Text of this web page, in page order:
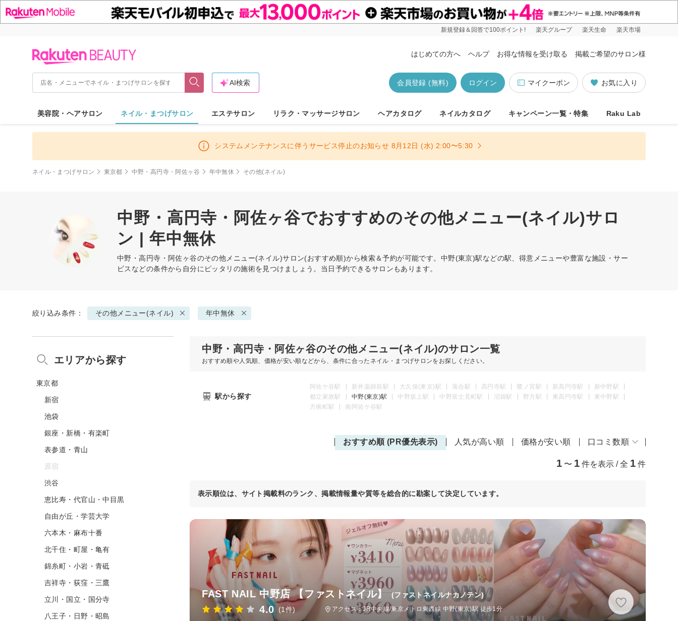
新規登録＆回答で100ポイント! 楽天グループ 楽天生命 楽天市場
はじめての方へ ヘルプ お得な情報を受け取る 掲載ご希望のサロン様
お気に入り
マイクーポン
ログイン
会員登録 (無料)
AI検索
美容院・ヘアサロン ネイル・まつげサロン エステサロン リラク・マッサージサロン ヘアカタログ ネイルカタログ キャンペーン一覧・特集 Raku Lab
システムメンテナンスに伴うサービス停止のお知らせ 8月12日 (水) 2:00〜5:30
ネイル・まつげサロン 東京都 中野・高円寺・阿佐ヶ谷 年中無休 その他(ネイル)
中野・高円寺・阿佐ヶ谷でおすすめのその他メニュー(ネイル)サロ
ン | 年中無休
中野・高円寺・阿佐ヶ谷のその他メニュー(ネイル)サロン(おすすめ順)から検索＆予約が可能です。中野(東京)駅などの駅、得意メニューや豊富な施設・サー
ビスなどの条件から自分にピッタリの施術を見つけましょう。当日予約できるサロンもあります。
絞り込み条件： その他メニュー(ネイル) 年中無休
中野・高円寺・阿佐ヶ谷のその他メニュー(ネイル)のサロン一覧
おすすめ順や人気順、価格が安い順などから、条件に合ったネイル・まつげサロンをお探しください。
駅から探す
阿佐ケ谷駅 新井薬師前駅 大久保(東京)駅 落合駅 高円寺駅 鷺ノ宮駅 新高円寺駅
新中野駅
都立家政駅
中野(東京)駅 中野坂上駅 中野富士見町駅 沼袋駅 野方駅 東高円寺駅
東中野駅
方南町駅
南阿佐ケ谷駅
おすすめ順 (PR優先表示) 人気が高い順 価格が安い順 口コミ数順
1 〜 1 件を表示 / 全 1 件
表示順位は、サイト掲載料のランク、掲載情報量や質等を総合的に勘案して決定しています。
FAST NAIL 中野店 【ファストネイル】 (ファストネイルナカノテン)
4.0 (1件) アクセス：JR中央線/東京メトロ東西線 中野(東京)駅 徒歩1分
エリアから探す
東京都
新宿
池袋
銀座・新橋・有楽町
表参道・青山
原宿
渋谷
恵比寿・代官山・中目黒
自由が丘・学芸大学
六本木・麻布十番
北千住・町屋・亀有
錦糸町・小岩・青砥
吉祥寺・荻窪・三鷹
立川・国立・国分寺
八王子・日野・昭島